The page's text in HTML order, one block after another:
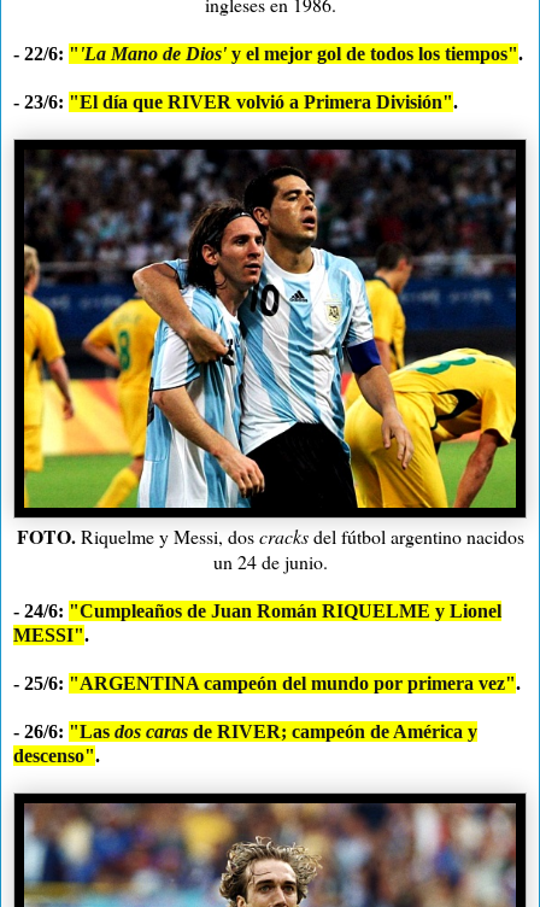
- 22/6: " 'La Mano de Dios' y el mejor gol de todos los tiempos".
- 23/6: "El día que RIVER volvió a Primera División".
FOTO.Riquelme y Messi, doscracksdel fútbol argentino nacidos
un 24 de junio.
- 24/6: "Cumpleaños de Juan Román RIQUELME y Lionel
MESSI".
- 25/6: "ARGENTINA campeón del mundo por primera vez".
- 26/6: "Las dos caras de RIVER; campeón de América y
descenso".